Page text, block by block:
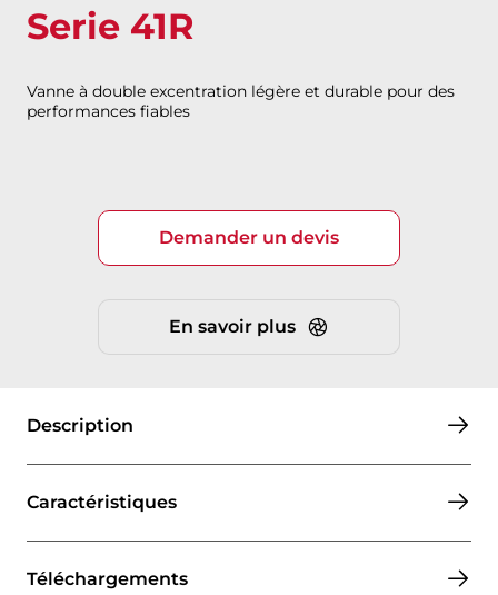
Serie 41R
Vanne à double excentration légère et durable pour des
performances fiables
Demander un devis
En savoir plus
Description
Caractéristiques
Téléchargements